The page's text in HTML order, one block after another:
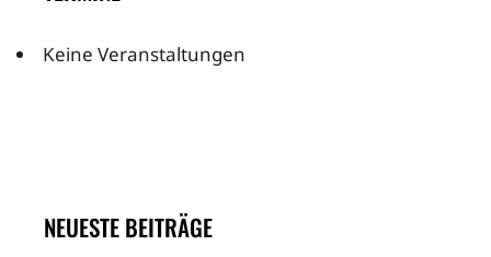
Keine Veranstaltungen
NEUESTE BEITRÄGE